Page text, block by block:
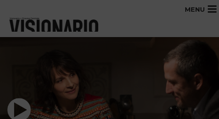
MENU